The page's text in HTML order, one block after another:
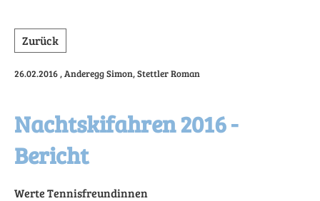
Zurück
26.02.2016, Anderegg Simon, Stettler Roman
Nachtskifahren 2016 -
Bericht
Werte Tennisfreundinnen